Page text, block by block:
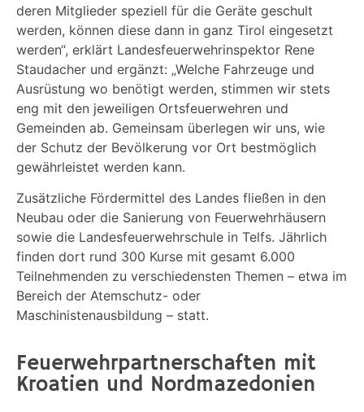
deren Mitglieder speziell für die Geräte geschult
werden, können diese dann in ganz Tirol eingesetzt
werden“, erklärt Landesfeuerwehrinspektor Rene
Staudacher und ergänzt: „Welche Fahrzeuge und
Ausrüstung wo benötigt werden, stimmen wir stets
eng mit den jeweiligen Ortsfeuerwehren und
Gemeinden ab. Gemeinsam überlegen wir uns, wie
der Schutz der Bevölkerung vor Ort bestmöglich
gewährleistet werden kann.
Zusätzliche Fördermittel des Landes fließen in den
Neubau oder die Sanierung von Feuerwehrhäusern
sowie die Landesfeuerwehrschule in Telfs. Jährlich
finden dort rund 300 Kurse mit gesamt 6.000
Teilnehmenden zu verschiedensten Themen – etwa im
Bereich der Atemschutz- oder
Maschinistenausbildung – statt.
Feuerwehrpartnerschaften mit
Kroatien und Nordmazedonien